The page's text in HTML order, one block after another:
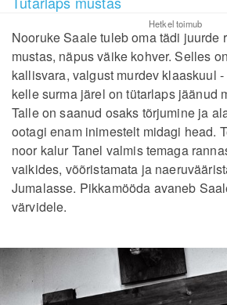
Hetkel toimub
Nooruke Saale tuleb oma tädi juurde
mustas, näpus väike kohver. Selles
kallisvara, valgust murdev klaaskuul
kelle surma järel on tütarlaps jäänud
Talle on saanud osaks tõrjumine ja
ootagi enam inimestelt midagi head.
noor kalur Tanel valmis temaga
vaikides, võõristamata ja
Jumalasse. Pikkamööda avaneb
värvidele.